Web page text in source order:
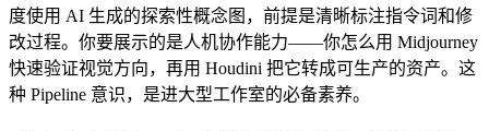
度使用 AI 生成的探索性概念图，前提是清晰标注指令词和修
改过程。你要展示的是人机协作能力——你怎么用 Midjourney
快速验证视觉方向，再用 Houdini 把它转成可生产的资产。这
种 Pipeline 意识，是进大型工作室的必备素养。